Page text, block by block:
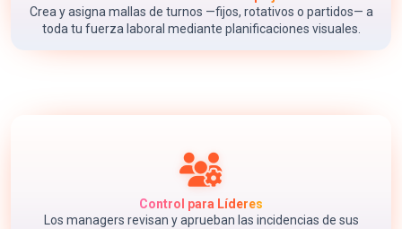
Crea y asigna mallas de turnos —fijos, rotativos o partidos— a
toda tu fuerza laboral mediante planificaciones visuales.
Control para Líderes
Los managers revisan y aprueban las incidencias de sus